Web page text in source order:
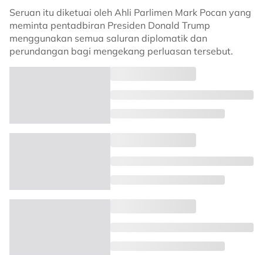
Seruan itu diketuai oleh Ahli Parlimen Mark Pocan yang
meminta pentadbiran Presiden Donald Trump
menggunakan semua saluran diplomatik dan
perundangan bagi mengekang perluasan tersebut.